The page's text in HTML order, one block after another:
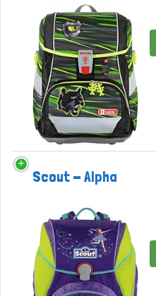
Scout - Alpha